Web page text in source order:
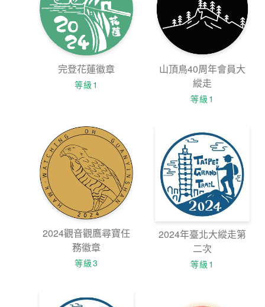
完登花蓮徽章
等級1
山頂鳥40周年會員大
縱走
等級1
2024觀音觀鷹尋寶任
務徽章
等級3
2024年臺北大縱走第
二次
等級1